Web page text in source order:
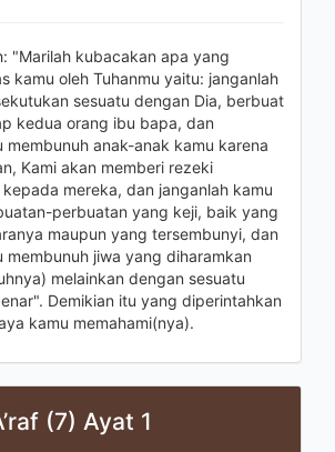
"Marilah kubacakan apa yang
kamu oleh Tuhanmu yaitu: janganlah
sesuatu dengan Dia, berbuat
kedua orang ibu bapa, dan
membunuh anak-anak kamu karena
Kami akan memberi rezeki
mereka, dan janganlah kamu
perbuatan yang keji, baik yang
maupun yang tersembunyi, dan
membunuh jiwa yang diharamkan
melainkan dengan sesuatu
Demikian itu yang diperintahkan
kamu memahami(nya).
(7) Ayat 1